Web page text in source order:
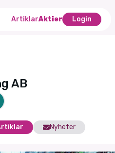
ArtiklarAktier Login
AB
Nyheter